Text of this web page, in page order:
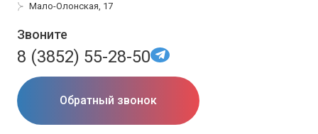
Мало-Олонская, 17
Звоните
8 (3852) 55-28-50
Обратный звонок